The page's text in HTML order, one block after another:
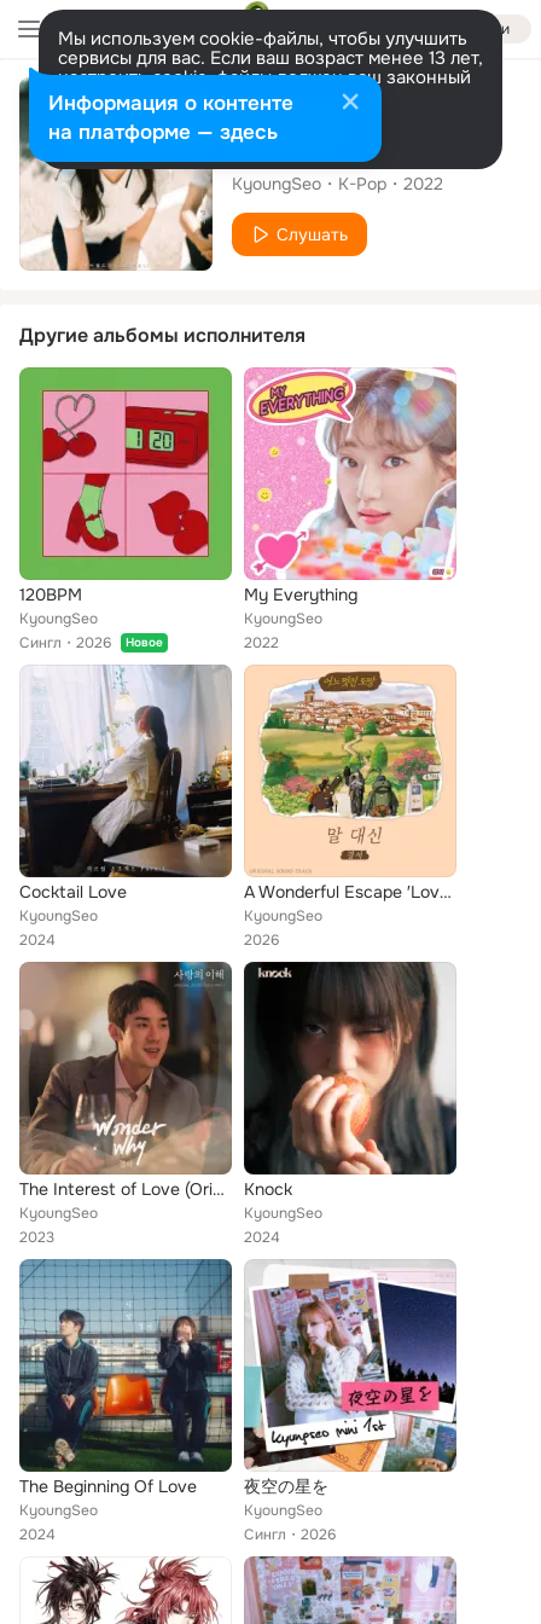
Войти
Мы используем cookie-файлы, чтобы улучшить
сервисы для вас. Если ваш возраст менее 13 лет,
настроить cookie-файлы должен ваш законный
представитель. Больше информации
Разрешить все Настроить
Альбом
Shiny Star(2020)
KyoungSeo K-Pop 2022
Слушать
Другие альбомы исполнителя
120BPM
KyoungSeo
Сингл
2026 Новое
My Everything
KyoungSeo
2022
Cocktail Love
KyoungSeo
2024
A Wonderful Escape ′Love Actually′ (Original Soundtrack)
KyoungSeo
2026
The Interest of Love (Original Television Soundtrack, Pt. 7)
KyoungSeo
2023
Knock
KyoungSeo
2024
The Beginning Of Love
KyoungSeo
2024
夜空の星を
KyoungSeo
Сингл
2026
Информация о контенте
на платформе — здесь